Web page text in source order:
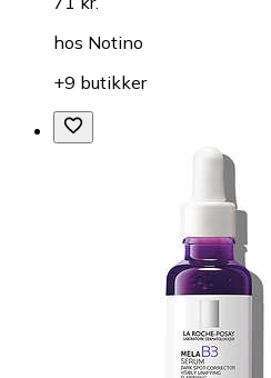
hos Notino
+9 butikker